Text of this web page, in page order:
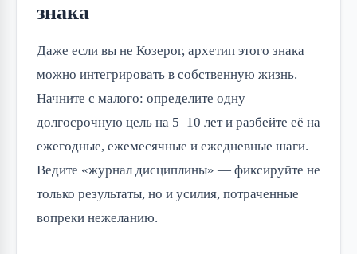
знака
Даже если вы не Козерог, архетип этого знака
можно интегрировать в собственную жизнь.
Начните с малого: определите одну
долгосрочную цель на 5–10 лет и разбейте её на
ежегодные, ежемесячные и ежедневные шаги.
Ведите «журнал дисциплины» — фиксируйте не
только результаты, но и усилия, потраченные
вопреки нежеланию.